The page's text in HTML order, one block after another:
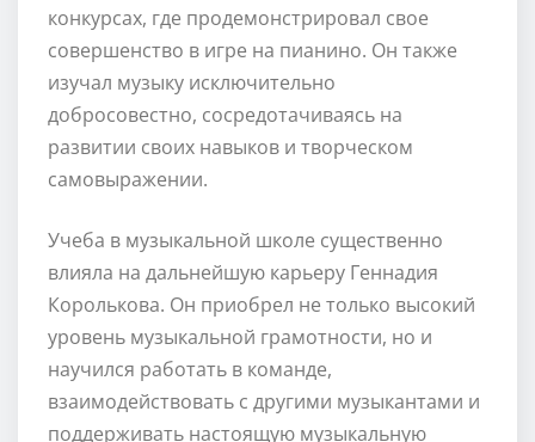
конкурсах, где продемонстрировал свое
совершенство в игре на пианино. Он также
изучал музыку исключительно
добросовестно, сосредотачиваясь на
развитии своих навыков и творческом
самовыражении.
Учеба в музыкальной школе существенно
влияла на дальнейшую карьеру Геннадия
Королькова. Он приобрел не только высокий
уровень музыкальной грамотности, но и
научился работать в команде,
взаимодействовать с другими музыкантами и
поддерживать настоящую музыкальную